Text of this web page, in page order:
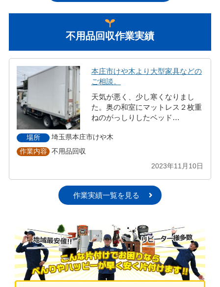
不用品回収作業実績
本庄市けや木より大型家具などの
ご相談。
天気が悪く、少し寒くなりまし
た。奥の和室にマットレス２枚重
ねのがっしりしたベッド…
場所
埼玉県本庄市けや木
作業内容
不用品回収
2023年11月10日
作業実績一覧を見る